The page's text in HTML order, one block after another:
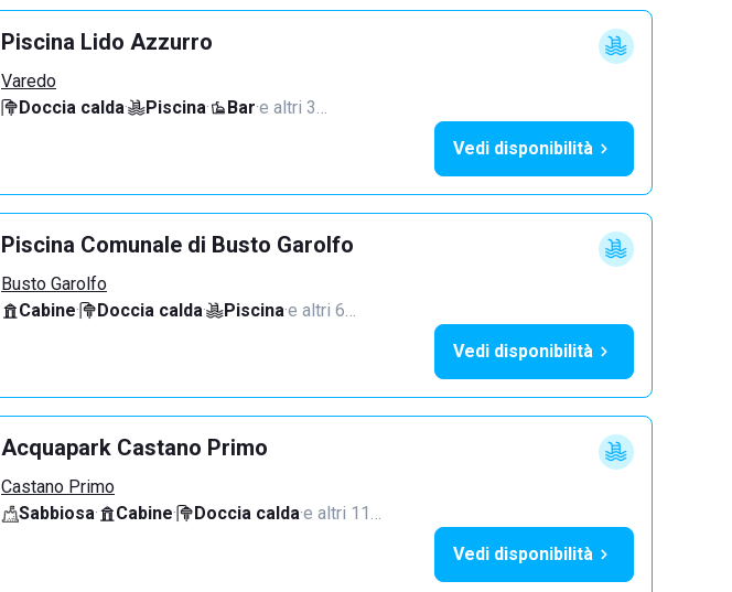
Piscina Lido Azzurro
Varedo
Doccia calda· Piscina· Bar·e altri 3…
Vedi disponibilità
Piscina Comunale di Busto Garolfo
Busto Garolfo
Cabine· Doccia calda· Piscina·e altri 6…
Vedi disponibilità
Acquapark Castano Primo
Castano Primo
Sabbiosa· Cabine· Doccia calda·e altri 11…
Vedi disponibilità